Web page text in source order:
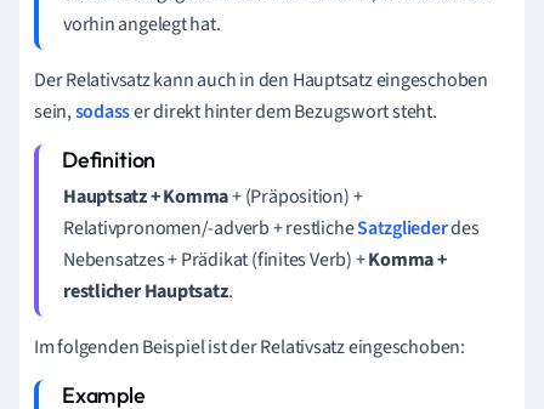
vorhinangelegt hat.
Der Relativsatz kann auch in den Hauptsatz eingeschoben
sein,sodasser direkt hinter dem Bezugswort steht.
Hauptsatz + Komma+(Präposition)+
Relativpronomen/-adverb+restlicheSatzgliederdes
Nebensatzes+Prädikat (finites Verb)+Komma +
restlicher Hauptsatz.
Im folgenden Beispiel ist der Relativsatz eingeschoben: